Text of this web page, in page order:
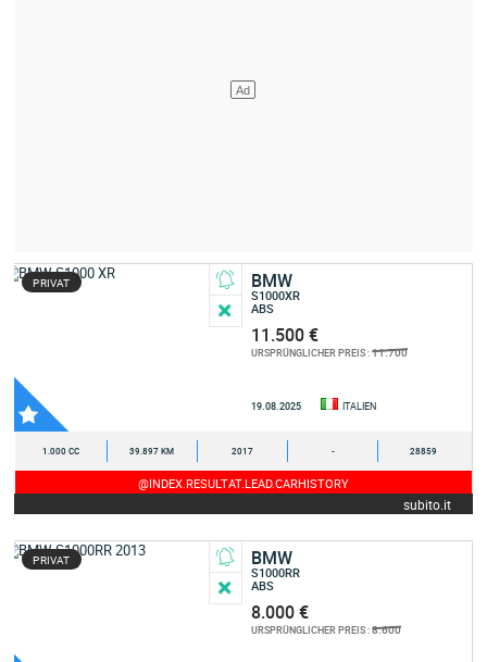
PRIVAT BMW
S1000XR
ABS
11.500 €
URSPRÜNGLICHER PREIS :11.700
19.08.2025 ITALIEN
1.000 CC 39.897 KM 2017 - 28859
@INDEX.RESULTAT.LEAD.CARHISTORY
subito.it
PRIVAT BMW
S1000RR
ABS
8.000 €
URSPRÜNGLICHER PREIS :8.600